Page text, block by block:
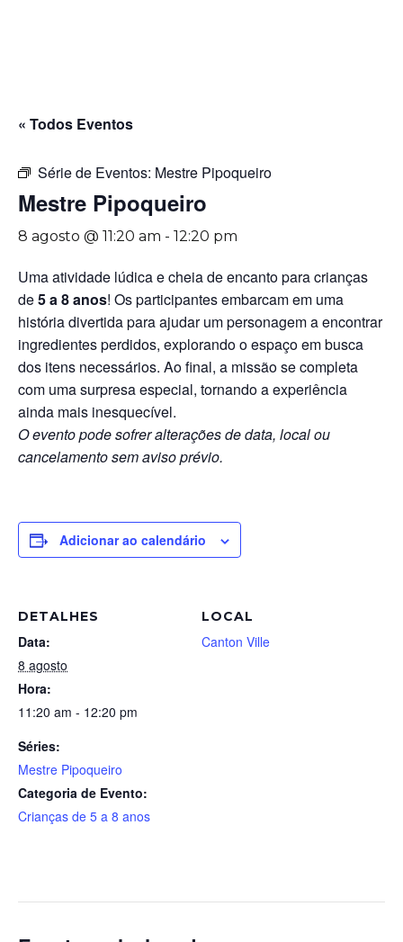
« Todos Eventos
Série de Eventos: Mestre Pipoqueiro
Mestre Pipoqueiro
8 agosto @ 11:20 am - 12:20 pm
Uma atividade lúdica e cheia de encanto para crianças
de5 a 8 anos! Os participantes embarcam em uma
história divertida para ajudar um personagem a encontrar
ingredientes perdidos, explorando o espaço em busca
dos itens necessários. Ao final, a missão se completa
com uma surpresa especial, tornando a experiência
ainda mais inesquecível.
O evento pode sofrer alterações de data, local ou
cancelamento sem aviso prévio.
Adicionar ao calendário
DETALHES
Data:
8 agosto
Hora:
11:20 am - 12:20 pm
Séries:
Mestre Pipoqueiro
Categoria de Evento:
Crianças de 5 a 8 anos
LOCAL
Canton Ville